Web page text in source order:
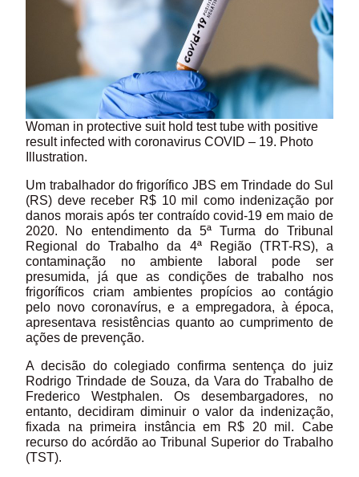
Woman in protective suit hold test tube with positive
result infected with coronavirus COVID – 19. Photo
Illustration.
Um trabalhador do frigorífico JBS em Trindade do Sul
(RS) deve receber R$ 10 mil como indenização por
danos morais após ter contraído covid-19 em maio de
2020. No entendimento da 5ª Turma do Tribunal
Regional do Trabalho da 4ª Região (TRT-RS), a
contaminação no ambiente laboral pode ser
presumida, já que as condições de trabalho nos
frigoríficos criam ambientes propícios ao contágio
pelo novo coronavírus, e a empregadora, à época,
apresentava resistências quanto ao cumprimento de
ações de prevenção.
A decisão do colegiado confirma sentença do juiz
Rodrigo Trindade de Souza, da Vara do Trabalho de
Frederico Westphalen. Os desembargadores, no
entanto, decidiram diminuir o valor da indenização,
fixada na primeira instância em R$ 20 mil. Cabe
recurso do acórdão ao Tribunal Superior do Trabalho
(TST).